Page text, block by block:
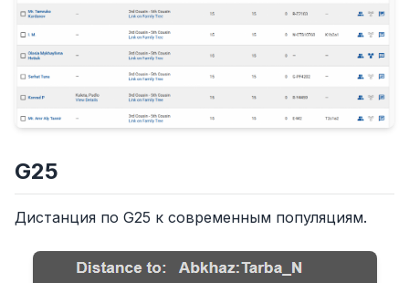
G25
Дистанция по G25 к современным популяциям.